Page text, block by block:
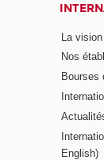
La
Nos
Bourses
English)